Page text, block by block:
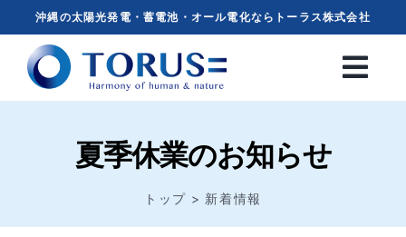
content
沖縄の太陽光発電・蓄電池・オール電化ならトーラス株式会社
夏季休業のお知らせ
トップ 新着情報